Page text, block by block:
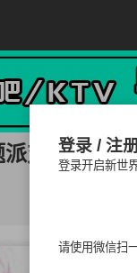
对 登录 / 注
登录开启新世
请使用微信扫